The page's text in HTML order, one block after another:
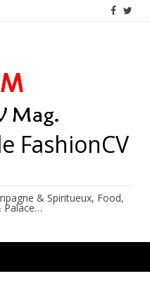
FashionCV
& Spiritueux, Food,
Palace…